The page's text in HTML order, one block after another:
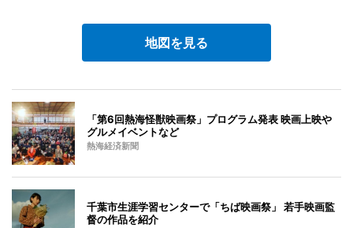
地図を見る
「第6回熱海怪獣映画祭」プログラム発表 映画上映や
グルメイベントなど
熱海経済新聞
千葉市生涯学習センターで「ちば映画祭」 若手映画監
督の作品を紹介